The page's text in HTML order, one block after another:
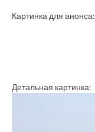
Картинка для анонса:
Детальная картинка: